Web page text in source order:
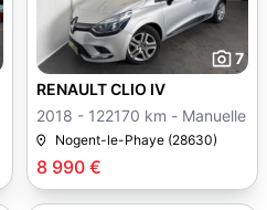
7
8 990 €
RENAULT CLIO IV
2018 - 122170 km - Manuelle
Nogent-le-Phaye (28630)